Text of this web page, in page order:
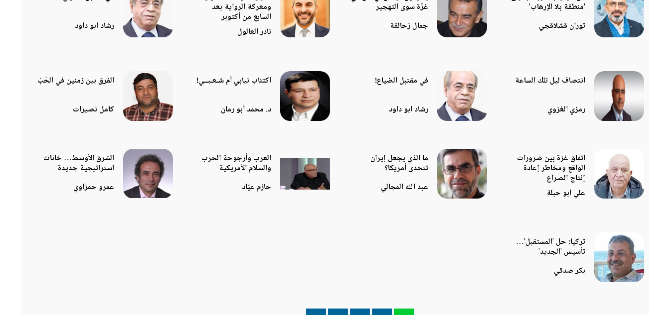
'منطقة بلا الإرهاب'
توران قشلاقجي
غزّة سوى التهجير
جمال زحالقة
ومعركة الرواية بعد
السابع من أكتوبر
نادر العالول
رشاد ابو داود
انتصاف ليل تلك الساعة
رمزي الغزوي
في مقتبل الضياع!
رشاد ابو داود
اكتئاب نيابي أم شـعـبــي!
د. محمد أبو رمان
الفرق بين زمنين في الحُبّ
كامل نصيرات
اتفاق غزة بين ضرورات
الواقع ومخاطر إعادة
إنتاج الصراع
علي ابو حبلة
ما الذي يجعل إيران
تتحدى أمريكا؟
عبد الله المجالي
العرب وأرجوحة الحرب
والسلام الأمريكية
حازم عيّاد
الشرق الأوسط… خانات
استراتيجية جديدة
عمرو حمزاوي
تركيا: حل 'المستقبل'…
تأسيس 'الجديد'
بكر صدقي